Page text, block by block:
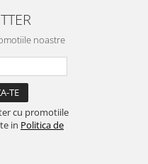
noastre
cu promotiile
in Politica de